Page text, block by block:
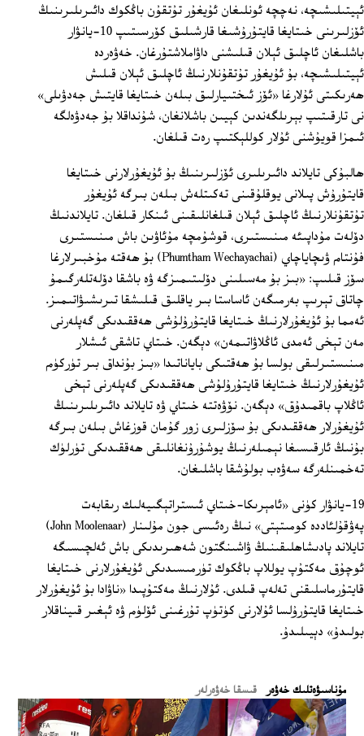
ئېيتىلىشىچە، نەچچە ئونلىغان ئۇيغۇر تۇتقۇن باڭكوك دائىرىلىرىنىڭ
ئۆزلىرىنى خىتايغا قايتۇرۇشىغا قارشىلىق كۆرسىتىپ 10-يانۋار
باشلىغان ئاچلىق ئېلان قىلىشنى داۋاملاشتۇرغان. خەۋەردە
ئېيتىلىشىچە، بۇ ئۇيغۇر تۇتقۇنلارنىڭ ئاچلىق ئېلان قىلىش
ھەرىكىتى ئۇلارغا «ئۆز ئىختىيارلىق بىلەن خىتايغا قايتىش جەدۋىلى»
نى تارقىتىپ بېرىلگەندىن كېيىن باشلانغان، شۇنداقلا بۇ جەدۋەلگە
ئىمزا قويۇشنى ئۇلار كوللېكتىپ رەت قىلغان.
ھالبۇكى تايلاند دائىرىلىرى ئۆزلىرىنىڭ بۇ ئۇيغۇرلارنى خىتايغا
قايتۇرۇش پىلانى يوقلۇقىنى تەكىتلەش بىلەن بىرگە ئۇيغۇر
تۇتقۇنلارنىڭ ئاچلىق ئېلان قىلغانلىقىنى ئىنكار قىلغان. تايلاندنىڭ
دۆلەت مۇداپىئە مىنىستىرى، قوشۇمچە مۇئاۋىن باش مىنىستىرى
فۇنتام ۋىچاياچاي (Phumtham Wechayachai) بۇ ھەقتە مۇخبىرلارغا
سۆز قىلىپ: «بىز بۇ مەسىلىنى دۆلىتىمىزگە ۋە باشقا دۆلەتلەرگىمۇ
چاتاق تېرىپ بەرمىگەن ئاساستا بىر ياقلىق قىلىشقا تىرىشىۋاتىمىز.
ئەمما بۇ ئۇيغۇرلارنىڭ خىتايغا قايتۇرۇلۇشى ھەققىدىكى گەپلەرنى
مەن تېخى ئەمدى ئاڭلاۋاتىمەن» دېگەن. خىتاي تاشقى ئىشلار
مىنىستىرلىقى بولسا بۇ ھەقتىكى باياناتىدا «بىز بۇنداق بىر تۈركۈم
ئۇيغۇرلارنىڭ خىتايغا قايتۇرۇلۇشى ھەققىدىكى گەپلەرنى تېخى
ئاڭلاپ باقمىدۇق» دېگەن. نۆۋەتتە خىتاي ۋە تايلاند دائىرىلىرىنىڭ
ئۇيغۇرلار ھەققىدىكى بۇ سۆزلىرى زور گۇمان قوزغاش بىلەن بىرگە
بۇنىڭ ئارقىسىغا نېمىلەرنىڭ يوشۇرۇنغانلىقى ھەققىدىكى تۈرلۈك
تەخمىنلەرگە سەۋەب بولۇشقا باشلىغان.
19-يانۋار كۈنى «ئامېرىكا-خىتاي ئىستراتېگىيەلىك رىقابەت
پەۋقۇلئاددە كومىتېتى» نىڭ رەئىسى جون مۇلىنار (John Moolenaar)
تايلاند پادىشاھلىقىنىڭ ۋاشىنگتون شەھىرىدىكى باش ئەلچىسىگە
ئوچۇق مەكتۇپ يوللاپ باڭكوك تۈرمىسىدىكى ئۇيغۇرلارنى خىتايغا
قايتۇرماسلىقنى تەلەپ قىلدى. ئۇلارنىڭ مەكتۇپىدا «ناۋادا بۇ ئۇيغۇرلار
خىتايغا قايتۇرۇلسا ئۇلارنى كۈتۈپ تۇرغىنى ئۆلۈم ۋە ئېغىر قىيناقلار
بولىدۇ» دېيىلىدۇ.
ﻣﯘﻧﺎﺳﯩﯟﻩﺗﻠﯩﻚ ﺧﻪﯞﻩﺭ قىسقا خەۋەرلەر